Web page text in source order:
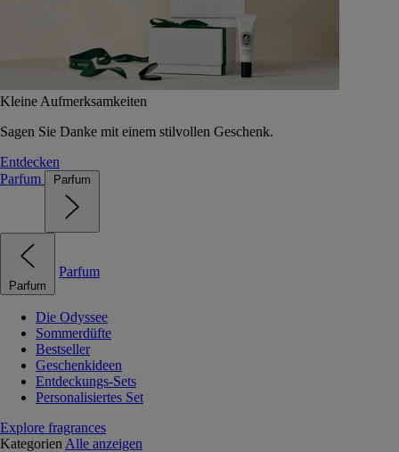
Kleine Aufmerksamkeiten
Sagen Sie Danke mit einem stilvollen Geschenk.
Entdecken
Parfum
Parfum
Parfum
Parfum
Die Odyssee
Sommerdüfte
Bestseller
Geschenkideen
Entdeckungs-Sets
Personalisiertes Set
Explore fragrances
Kategorien Alle anzeigen